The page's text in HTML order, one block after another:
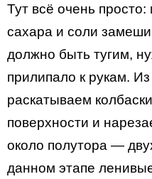
Тут всё очень просто:
сахара и соли
должно быть тугим,
прилипало к рукам.
раскатываем
поверхности и
около полутора —
данном этапе